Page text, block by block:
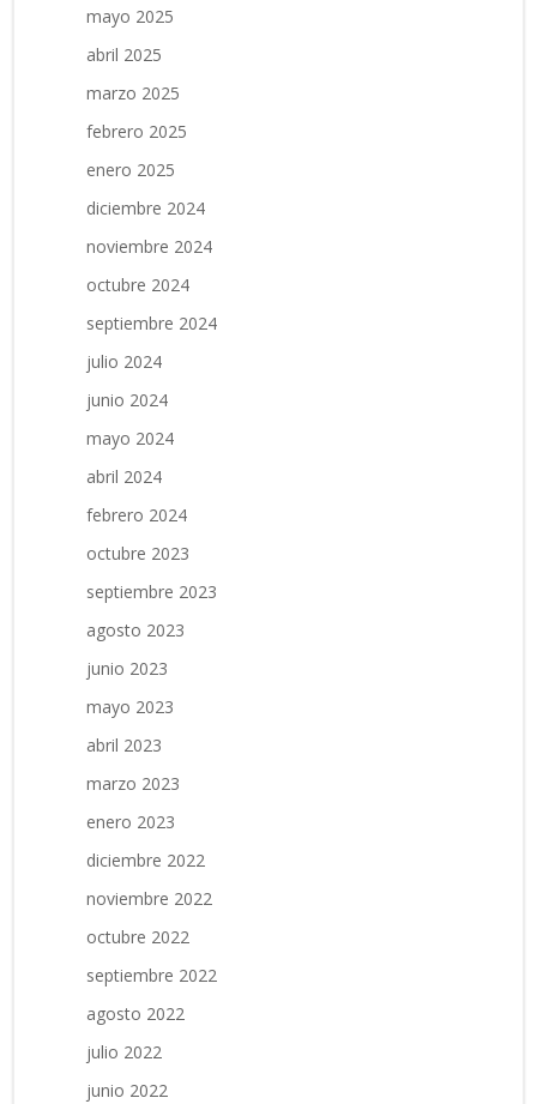
mayo 2025
abril 2025
marzo 2025
febrero 2025
enero 2025
diciembre 2024
noviembre 2024
octubre 2024
septiembre 2024
julio 2024
junio 2024
mayo 2024
abril 2024
febrero 2024
octubre 2023
septiembre 2023
agosto 2023
junio 2023
mayo 2023
abril 2023
marzo 2023
enero 2023
diciembre 2022
noviembre 2022
octubre 2022
septiembre 2022
agosto 2022
julio 2022
junio 2022